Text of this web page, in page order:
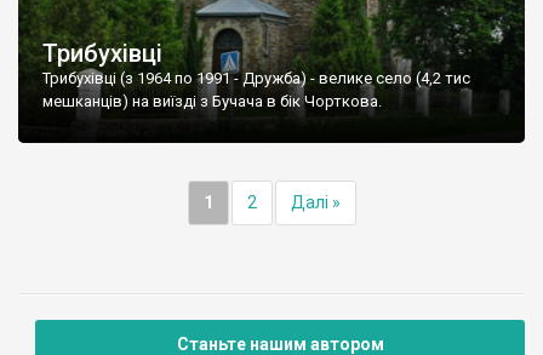
Трибухівці
Трибухівці (з 1964 по 1991 - Дружба) - велике село (4,2 тис
мешканців) на виїзді з Бучача в бік Чорткова.
1 2 Далі »
Станьте нашим автором